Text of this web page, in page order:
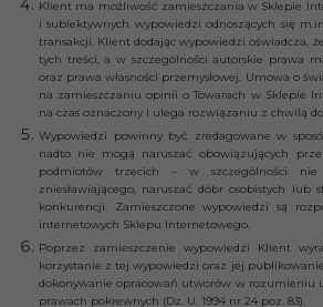
Klient ma możliwość zamieszczania w Sklepie
i subiektywnych wypowiedzi odnoszących się
transakcji. Klient dodając wypowiedzi oświadcza,
tych treści, a w szczególności autorskie prawa
oraz prawa własności przemysłowej. Umowa o
na zamieszczaniu opinii o Towarach w Sklepie
na czas oznaczony i ulega rozwiązaniu z chwilą
Wypowiedzi powinny być zredagowane w
nadto nie mogą naruszać obowiązujących
podmiotów trzecich – w szczególności
zniesławiającego, naruszać dóbr osobistych lub
konkurencji. Zamieszczone wypowiedzi są
internetowych Sklepu Internetowego.
Poprzez zamieszczenie wypowiedzi Klient
korzystanie z tej wypowiedzi oraz jej
dokonywanie opracowań utworów w rozumieniu
prawach pokrewnych (Dz. U. 1994 nr 24 poz. 83).